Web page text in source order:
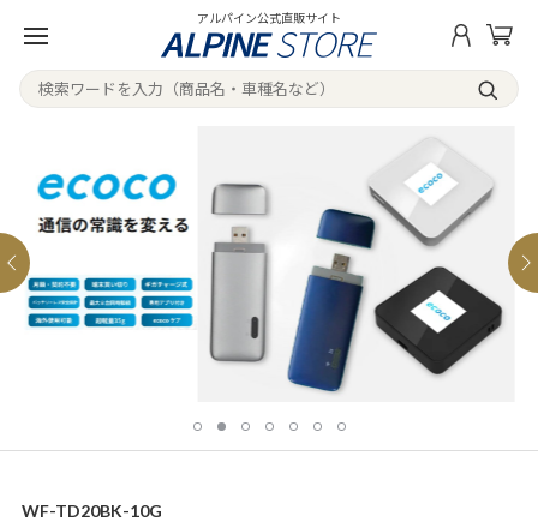
アルパイン公式直販サイト
WF-TD20BK-10G